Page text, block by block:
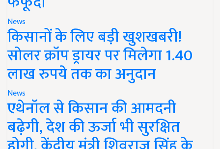
News
किसानों के लिए बड़ी खुशखबरी!
सोलर क्रॉप ड्रायर पर मिलेगा 1.40
लाख रुपये तक का अनुदान
News
एथेनॉल से किसान की आमदनी
बढ़ेगी, देश की ऊर्जा भी सुरक्षित